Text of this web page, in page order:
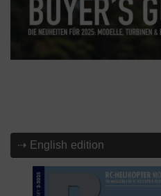
⇢ English edition